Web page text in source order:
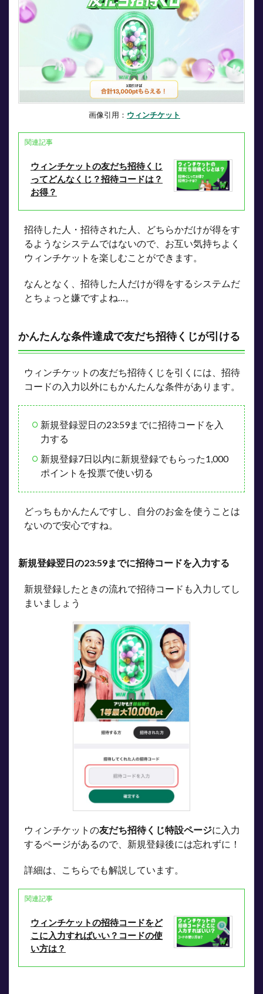
イント
で使い
切る
2
招待
入力
して
える
ポイ
ント
は？
ハズレ
なしの
最大
10,000
ト！
2.2
くじ
の中
身が
替わ
る
3
ち招
待く
人気
の理
ドをゲットしてい
ない人は
「WUOOS74W」
友だ
待く
じの
引き
する
だけ
1,000
ポイ
ント
月初
登録
がポ
イン
画像引用： ウィンチケット
関連記事
ウィンチケットの友だち招待くじ
ってどんなくじ？招待コードは？
お得？
招待した人・招待された人、どちらかだけが得をす
るようなシステムではないので、お互い気持ちよく
ウィンチケットを楽しむことができます。
なんとなく、招待した人だけが得をするシステムだ
とちょっと嫌ですよね…。
かんたんな条件達成で友だち招待くじが引ける
ウィンチケットの友だち招待くじを引くには、招待
コードの入力以外にもかんたんな条件があります。
新規登録翌日の23:59までに招待コードを入
力する
新規登録7日以内に新規登録でもらった1,000
ポイントを投票で使い切る
どっちもかんたんですし、自分のお金を使うことは
ないので安心ですね。
新規登録翌日の23:59までに招待コードを入力する
新規登録したときの流れで招待コードも入力してし
まいましょう
ウィンチケットの友だち招待くじ特設ページに入力
するページがあるので、新規登録後には忘れずに！
詳細は、こちらでも解説しています。
関連記事
ウィンチケットの招待コードをど
こに入力すればいい？コードの使
い方は？